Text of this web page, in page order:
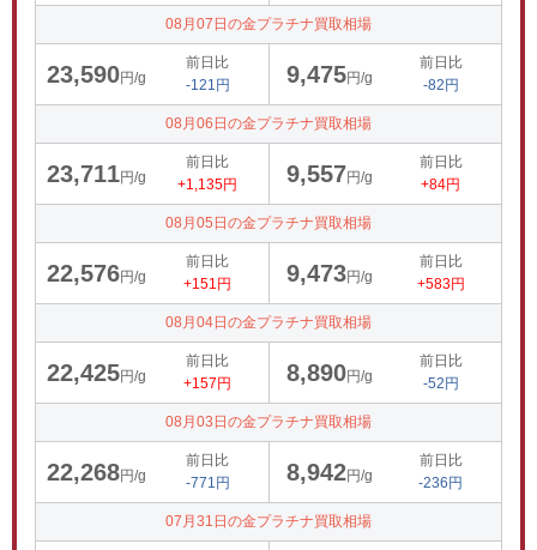
08月07日の金プラチナ買取相場
23,590円/g
前日比
-121円
9,475円/g
前日比
-82円
08月06日の金プラチナ買取相場
23,711円/g
前日比
+1,135円
9,557円/g
前日比
+84円
08月05日の金プラチナ買取相場
22,576円/g
前日比
+151円
9,473円/g
前日比
+583円
08月04日の金プラチナ買取相場
22,425円/g
前日比
+157円
8,890円/g
前日比
-52円
08月03日の金プラチナ買取相場
22,268円/g
前日比
-771円
8,942円/g
前日比
-236円
07月31日の金プラチナ買取相場